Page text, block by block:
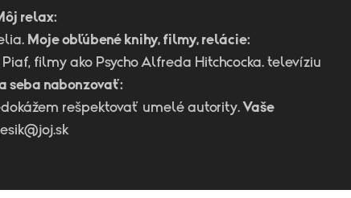
relax:
Moje obľúbené knihy, filmy, relácie:
filmy ako Psycho Alfreda Hitchcocka. televíziu
seba nabonzovať:
rešpektovať umelé autority. Vaše